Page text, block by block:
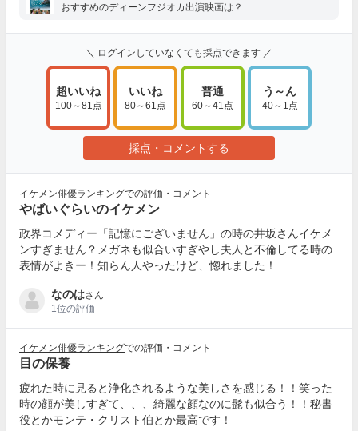
おすすめのディーンフジオカ出演映画は？
＼ ログインしていなくても採点できます ／
超いいね
100～81点
いいね
80～61点
普通
60～41点
う～ん
40～1点
採点・コメントする
イケメン俳優ランキングでの評価・コメント
やばいぐらいのイケメン
政界コメディー「記憶にございません」の時の井坂さんイケメ
ンすぎません？メガネも似合いすぎやし夫人と不倫してる時の
表情がよきー！知らん人やったけど、惚れました！
なのはさん
1位の評価
イケメン俳優ランキングでの評価・コメント
目の保養
疲れた時に見ると浄化されるような美しさを感じる！！笑った
時の顔が美しすぎて、、、綺麗な顔なのに髭も似合う！！秘書
役とかモンテ・クリスト伯とか最高です！